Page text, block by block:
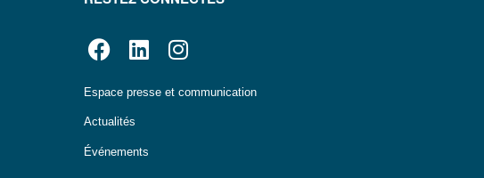
Espace presse et communication
Actualités
Événements